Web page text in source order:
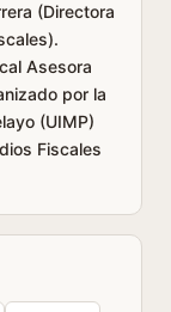
(Directora
Asesora
por la
(UIMP)
Fiscales